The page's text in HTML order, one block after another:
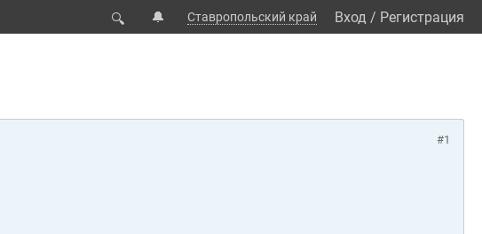
🔍 🔔 Ставропольский край Вход / Регистрация
#1